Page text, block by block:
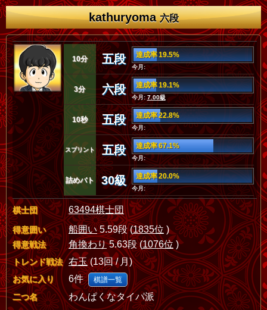
kathuryoma六段
10分 五段 達成率 19.5%
今月:
3分 六段 達成率 19.1%
今月:7.00級
10秒 五段 達成率 22.8%
今月:
スプリント 五段 達成率 67.1%
今月:
詰めバト 30級 達成率 20.0%
今月:
棋士団 63494棋士団
得意囲い 船囲い5.59段 (1835位 )
得意戦法 角換わり5.63段 (1076位 )
トレンド戦法 右玉(13回 / 月)
お気に入り 6件 棋譜一覧
二つ名 わんぱくなタイパ派